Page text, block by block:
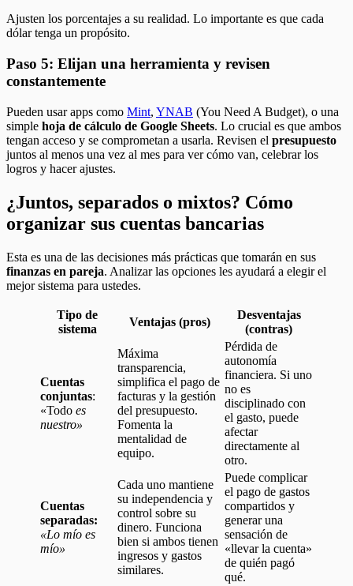
Ajusten los porcentajes a su realidad. Lo importante es que cada
dólar tenga un propósito.
Paso 5: Elijan una herramienta y revisen
constantemente
Pueden usar apps como Mint, YNAB (You Need A Budget), o una
simple hoja de cálculo de Google Sheets. Lo crucial es que ambos
tengan acceso y se comprometan a usarla. Revisen el presupuesto
juntos al menos una vez al mes para ver cómo van, celebrar los
logros y hacer ajustes.
¿Juntos, separados o mixtos? Cómo
organizar sus cuentas bancarias
Esta es una de las decisiones más prácticas que tomarán en sus
finanzas en pareja. Analizar las opciones les ayudará a elegir el
mejor sistema para ustedes.
Tipo de
sistema
Ventajas (pros)
Desventajas
(contras)
Cuentas
conjuntas:
«Todo es
nuestro»
Máxima
transparencia,
simplifica el pago de
facturas y la gestión
del presupuesto.
Fomenta la
mentalidad de
equipo.
Pérdida de
autonomía
financiera. Si uno
no es
disciplinado con
el gasto, puede
afectar
directamente al
otro.
Cuentas
separadas:
«Lo mío es
mío»
Cada uno mantiene
su independencia y
control sobre su
dinero. Funciona
bien si ambos tienen
ingresos y gastos
similares.
Puede complicar
el pago de gastos
compartidos y
generar una
sensación de
«llevar la cuenta»
de quién pagó
qué.